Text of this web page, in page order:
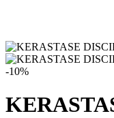
-10%